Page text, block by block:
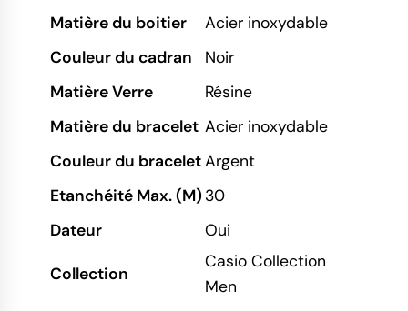
Matière du boitier
Acier inoxydable
Couleur du cadran
Noir
Matière Verre
Résine
Matière du bracelet Acier inoxydable
Couleur du braceletArgent
Etanchéité Max. (M)30
Dateur
Oui
Collection
Casio Collection
Men